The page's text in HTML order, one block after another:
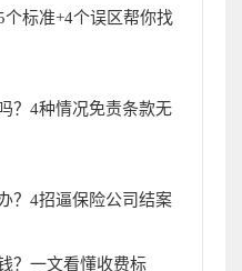
标准+4个误区帮你找
？4种情况免责条款无
？4招逼保险公司结案
？一文看懂收费标